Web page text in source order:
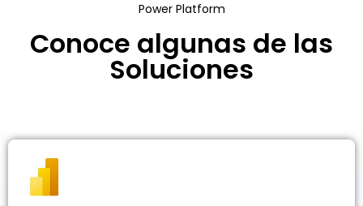
Power Platform
Conoce algunas de las
Soluciones